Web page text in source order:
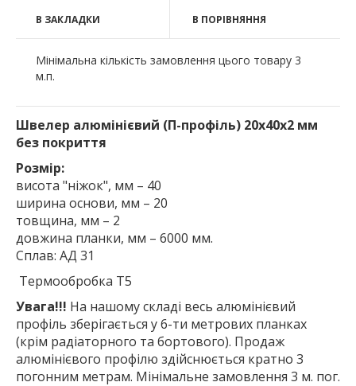
В ЗАКЛАДКИ В ПОРІВНЯННЯ
Мінімальна кількість замовлення цього товару 3
м.п.
Швелер алюмінієвий (П-профіль) 20х40х2 мм
без покриття
Розмір:
висота "ніжок", мм – 40
ширина основи, мм – 20
товщина, мм – 2
довжина планки, мм – 6000 мм.
Сплав: АД 31
Термообробка Т5
Увага!!! На нашому складі весь алюмінієвий
профіль зберігається у 6-ти метрових планках
(крім радіаторного та бортового). Продаж
алюмінієвого профілю здійснюється кратно 3
погонним метрам. Мінімальне замовлення 3 м. пог.